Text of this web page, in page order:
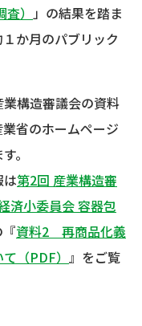
） 」の結果を踏ま
か月のパブリック
構造審議会の資料
省のホームページ
。
第2回 産業構造審
済小委員会 容器包
資料2 再商品化義
（PDF） 』をご覧